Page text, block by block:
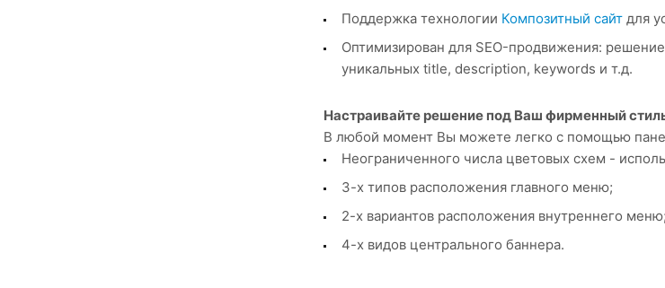
Поддержка технологии Композитный сайт для
Оптимизирован для SEO-продвижения:
уникальных title, description, keywords и т.д.
Настраивайте решение под Ваш фирменный
В любой момент Вы можете легко с помощью
Неограниченного числа цветовых схем -
3-х типов расположения главного меню;
2-х вариантов расположения внутреннего меню;
4-х видов центрального баннера.